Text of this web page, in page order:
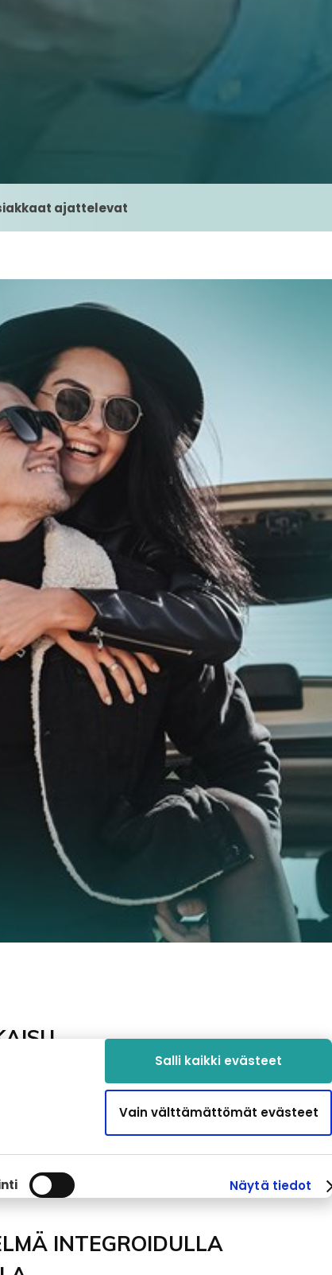
Näytä tiedot
Salli kaikki evästeet
Vain välttämättömät evästeet
ajattelevat
helposti jatkuviksi tilauksiksi. Ilman
alustamme FragusJustGOsisältää
tilaukseen liittyvät palvelut ja
tuo autokaupoille ja huoltoliikkeille
erilaisia palveluita jatkuvina
INTEGROIDULLA